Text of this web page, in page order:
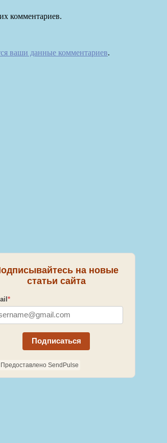
комментариев.
ваши данные комментариев.
на новые
статьи сайта
*
Подписаться
Предоставлено SendPulse